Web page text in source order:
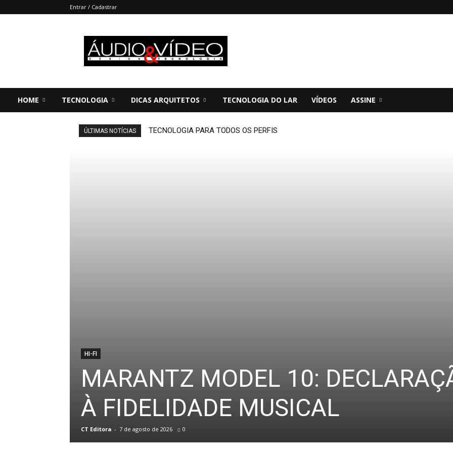
Entrar / Cadastrar
&
Vídeo
HOME TECNOLOGIA DICAS ARQUITETOS TECNOLOGIA DO LAR VÍDEOS ASSINE
ÚLTIMAS NOTÍCIAS TECNOLOGIA PARA TODOS OS PERFIS
HI-FI
MARANTZ MODEL 10:
À FIDELIDADE MUSICAL
CT Editora - 7 de agosto de 2026 0